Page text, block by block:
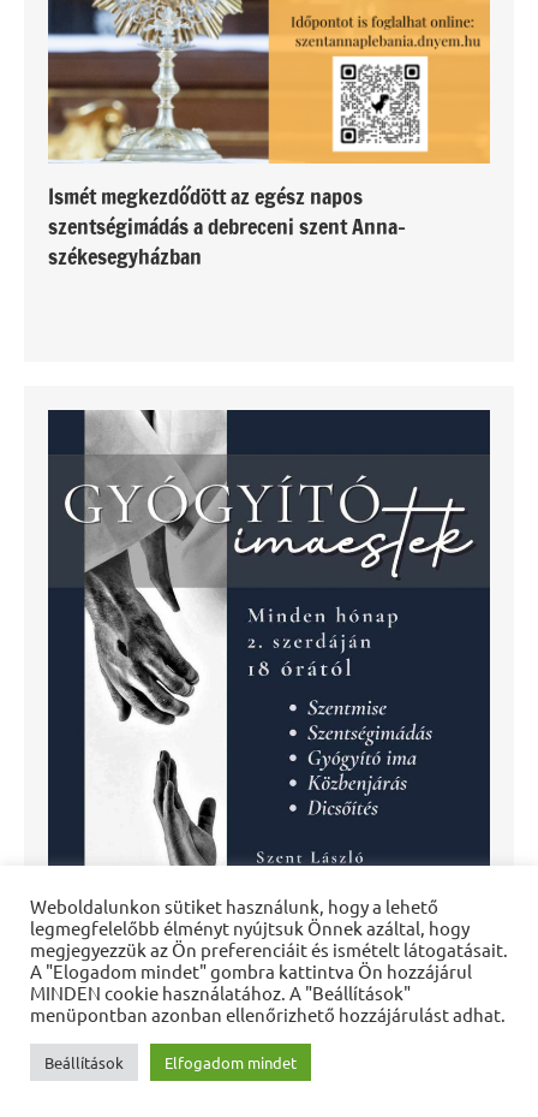
Ismét megkezdődött az egész napos
szentségimádás a debreceni szent Anna-
székesegyházban
Weboldalunkon sütiket használunk, hogy a lehető
legmegfelelőbb élményt nyújtsuk Önnek azáltal, hogy
megjegyezzük az Ön preferenciáit és ismételt látogatásait.
A "Elogadom mindet" gombra kattintva Ön hozzájárul
MINDEN cookie használatához. A "Beállítások"
menüpontban azonban ellenőrizhető hozzájárulást adhat.
Beállítások Elfogadom mindet